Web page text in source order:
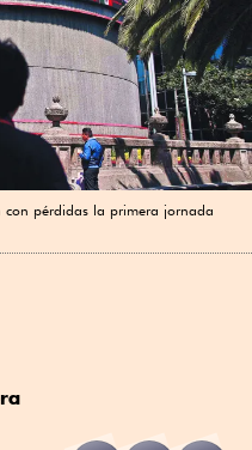
con pérdidas la primera jornada